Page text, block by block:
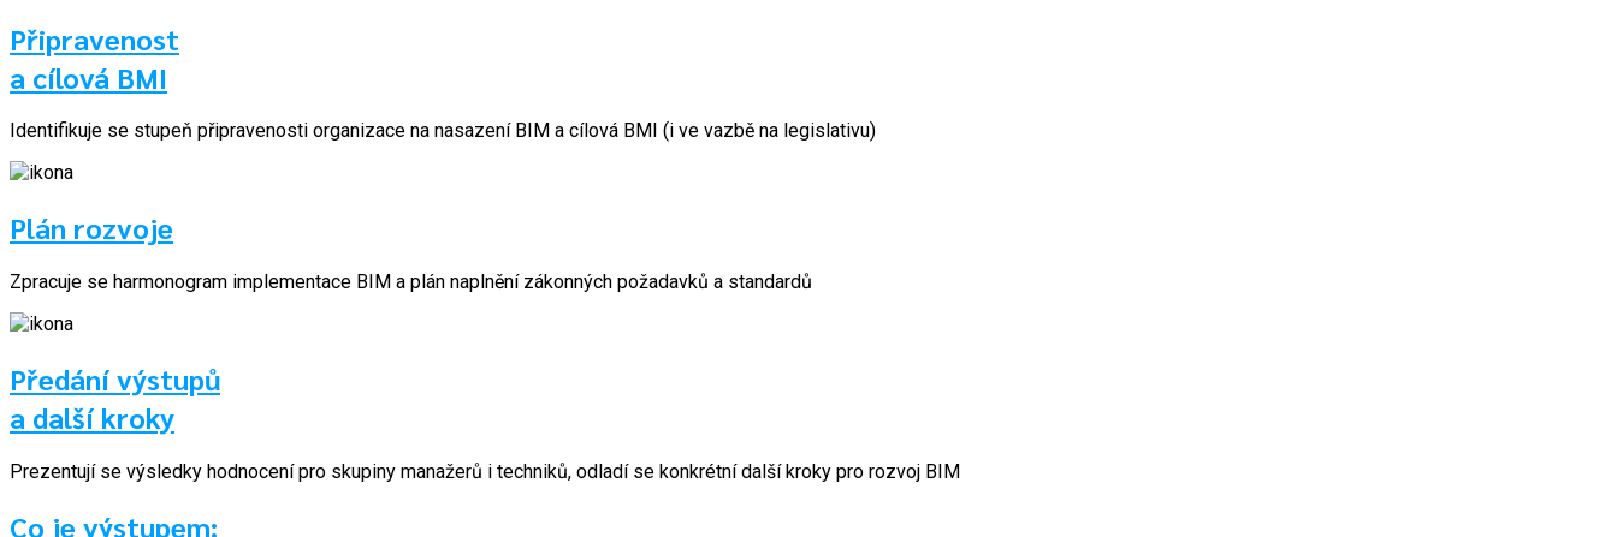
Připravenost
a cílová BMI
Identifikuje se stupeň připravenosti organizace na nasazení BIM a cílová BMI (i ve vazbě na legislativu)
Plán rozvoje
Zpracuje se harmonogram implementace BIM a plán naplnění zákonných požadavků a standardů
Předání výstupů
a další kroky
Prezentují se výsledky hodnocení pro skupiny manažerů i techniků, odladí se konkrétní další kroky pro rozvoj BIM
Co je výstupem: